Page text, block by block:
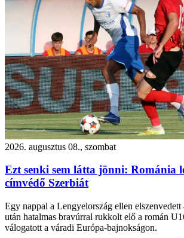
2026. augusztus 08., szombat
Ezt senki sem látta jönni: Románia
címvédő Szerbiát
Egy nappal a Lengyelország ellen elszenvedett
után hatalmas bravúrral rukkolt elő a román
válogatott a váradi Európa-bajnokságon.